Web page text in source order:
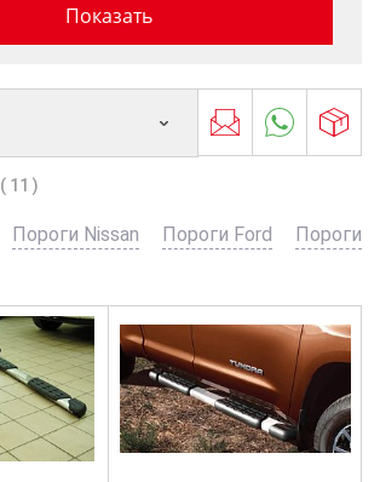
( 11 )
Пороги Nissan Пороги Ford
Пороги